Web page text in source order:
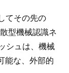
てその先の
型機械認識ネ
シュは、機械
能な、外部的